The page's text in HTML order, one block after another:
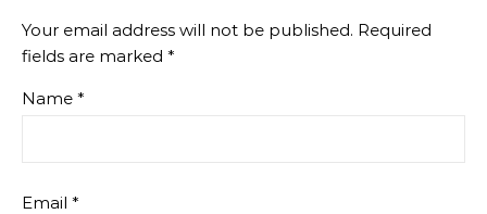
Your email address will not be published. Required
fields are marked *
Name *
Email *